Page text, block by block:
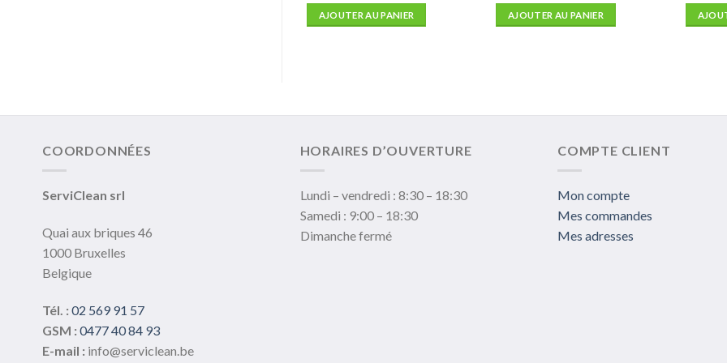
AJOUTER AU PANIER AJOUTER AU PANIER
COORDONNÉES
ServiClean srl
Quai aux briques 46
1000 Bruxelles
Belgique
Tél. : 02 569 91 57
GSM : 0477 40 84 93
E-mail : info@serviclean.be
HORAIRES D’OUVERTURE
Lundi – vendredi : 8:30 – 18:30
Samedi : 9:00 – 18:30
Dimanche fermé
COMPTE CLIENT
Mon compte
Mes commandes
Mes adresses